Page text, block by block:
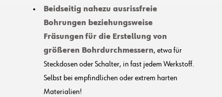
Beidseitig nahezu ausrissfreie
Bohrungen beziehungsweise
Fräsungen für die Erstellung von
größeren Bohrdurchmessern, etwa für
Steckdosen oder Schalter, in fast jedem Werkstoff.
Selbst bei empfindlichen oder extrem harten
Materialien!